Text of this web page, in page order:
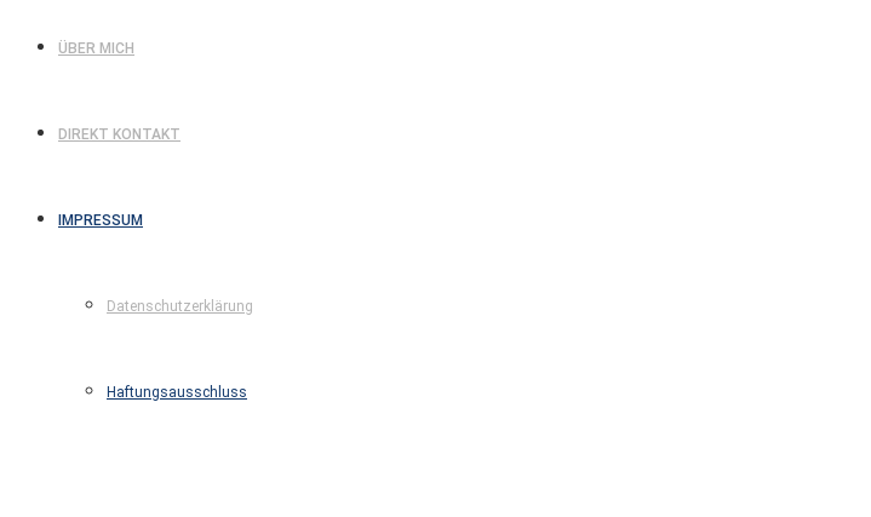
ÜBER MICH
DIREKT KONTAKT
IMPRESSUM
Datenschutzerklärung
Haftungsausschluss